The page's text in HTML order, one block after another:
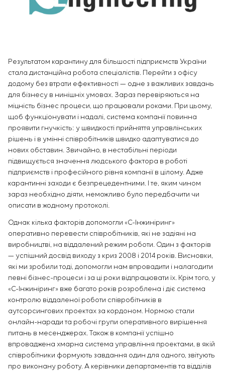
замовника
Індивідуальна розробка та випробування
щитового обладнання
Розробка математичних моделей об’єктів
управління
Розробка спеціальних алгоритмів
Розробка систем управління
Енергоаудит
Інфраструктура
Хімічна промисловість
Вакансії
КОНТАКТИ
Результатом карантину для більшості підприємств України
стала дистанційна робота спеціалістів. Перейти з офісу
додому без втрати ефективності — одне з важливих завдань
для бізнесу в нинішніх умовах. Зараз перевіряються на
міцність бізнес процеси, що працювали роками. При цьому,
щоб функціонувати і надалі, система компанії повинна
проявити гнучкість: у швидкості прийняття управлінських
рішень і в умінні співробітників швидко адаптуватися до
нових обставин. Звичайно, в нестабільні періоди
підвищується значення людського фактора в роботі
підприємств і професійного рівня компанії в цілому. Адже
карантинні заходи є безпрецедентними. І те, яким чином
зараз необхідно діяти, неможливо було передбачити чи
описати в жодному протоколі.
Однак кілька факторів допомогли «С-Інжиніринг»
оперативно перевести співробітників, які не задіяні на
виробництві, на віддалений режим роботи. Один з факторів
— успішний досвід виходу з криз 2008 і 2014 років. Висновки,
які ми зробили тоді, допомогли нам впровадити і налагодити
певні бізнес-процеси і за ці роки відпрацювати їх. Крім того, у
«С-Інжиніринг» вже багато років розроблена і діє система
контролю віддаленої роботи співробітників в
аутсорсингових проектах за кордоном. Нормою стали
онлайн-наради та робочі групи оперативного вирішення
питань в месенджерах. Також в компанії успішно
впроваджена хмарна система управління проектами, в якій
співробітники формують завдання один для одного, звітують
про виконану роботу. А керівники департаментів та відділів